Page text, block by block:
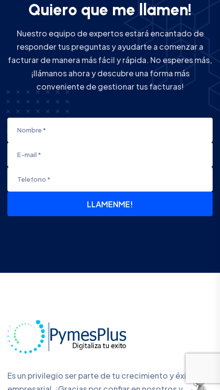
Quiero que me amen!
Nuestro equipo de expertos estará encantado de
responder tus preguntas y ayudarte a comenzar a
facturar de manera más fácil y rápida. No esperes más,
¡llámanos ahora y descubre una forma más
conveniente de gestionar tus facturas!
LLAMENME!
Es un privilegio ser parte de tu crecimiento y éxito